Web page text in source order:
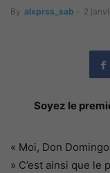
By alxprss_sab - 2
Soyez le
« Moi, Don
» C’est ainsi que